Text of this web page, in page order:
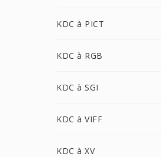
KDC à PICT
KDC à RGB
KDC à SGI
KDC à VIFF
KDC à XV